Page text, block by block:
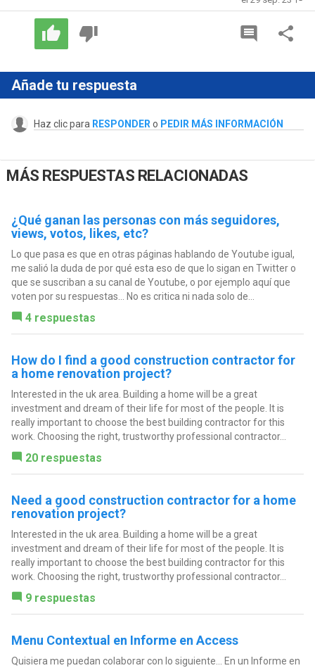
Añade tu respuesta
Haz clic para RESPONDER o PEDIR MÁS INFORMACIÓN
MÁS RESPUESTAS RELACIONADAS
¿Qué ganan las personas con más seguidores,
views, votos, likes, etc?
Lo que pasa es que en otras páginas hablando de Youtube igual,
me salió la duda de por qué esta eso de que lo sigan en Twitter o
que se suscriban a su canal de Youtube, o por ejemplo aquí que
voten por su respuestas... No es critica ni nada solo de...
4 respuestas
How do I find a good construction contractor for
a home renovation project?
Interested in the uk area. Building a home will be a great
investment and dream of their life for most of the people. It is
really important to choose the best building contractor for this
work. Choosing the right, trustworthy professional contractor...
20 respuestas
Need a good construction contractor for a home
renovation project?
Interested in the uk area. Building a home will be a great
investment and dream of their life for most of the people. It is
really important to choose the best building contractor for this
work. Choosing the right, trustworthy professional contractor...
9 respuestas
Menu Contextual en Informe en Access
Quisiera me puedan colaborar con lo siguiente... En un Informe en